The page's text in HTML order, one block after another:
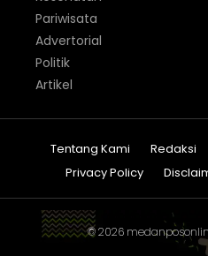
Pariwisata
Advertorial
Politik
Artikel
Tentang Kami Redaksi
Privacy Policy
© 2026